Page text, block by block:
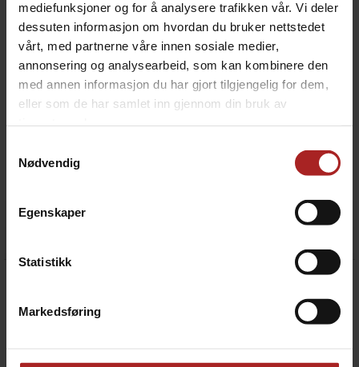
mediefunksjoner og for å analysere trafikken vår. Vi deler
dessuten informasjon om hvordan du bruker nettstedet
vårt, med partnerne våre innen sosiale medier,
annonsering og analysearbeid, som kan kombinere den
med annen informasjon du har gjort tilgjengelig for dem,
eller som de har samlet inn gjennom din bruk av
Nødvendig
Egenskaper
Statistikk
Markedsføring
medium toast